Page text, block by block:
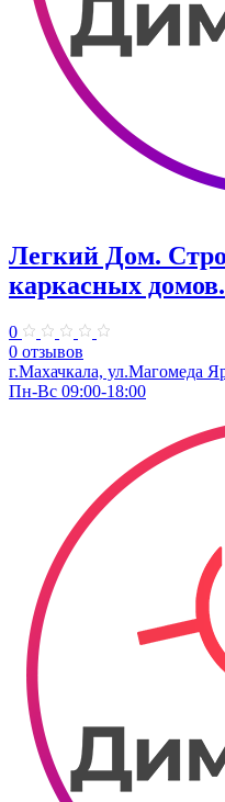
Легкий Дом.
каркасных домов.
0
0 отзывов
г.Махачкала, ул.Магомеда
Пн-Вс 09:00-18:00